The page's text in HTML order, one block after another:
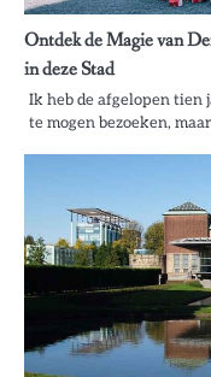
Ontdek de Magie van
in deze Stad
Ik heb de afgelopen tien
te mogen bezoeken,